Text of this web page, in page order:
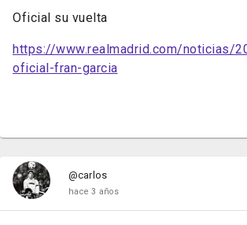
Oficial su vuelta
https://www.realmadrid.com/noticias/
oficial-fran-garcia
@carlos
hace 3 años